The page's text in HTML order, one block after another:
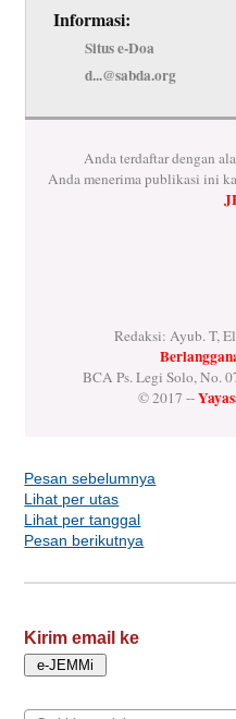
Informasi:
Situs e-Doa
d...@sabda.org
Anda terdaftar dengan
Anda menerima publikasi ini
Redaksi: Ayub. T,
BCA Ps. Legi Solo, No.
© 2017 --
Pesan sebelumnya
Lihat per utas
Lihat per tanggal
Pesan berikutnya
Kirim email ke